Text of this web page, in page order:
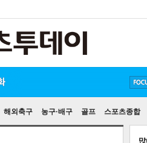
해외축구 농구·배구 골프 스포츠종합
방탄소년단
손흥민
유아인
송중기